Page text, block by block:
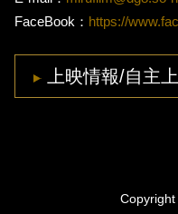
FaceBook： https://
上映情報/自主